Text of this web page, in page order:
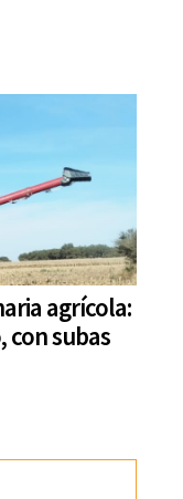
agrícola:
con subas